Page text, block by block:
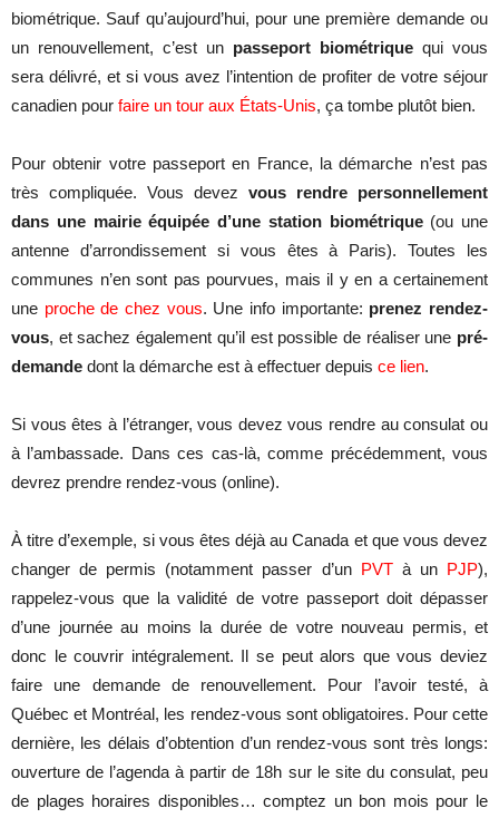
biométrique. Sauf qu’aujourd’hui, pour une première demande ou
un renouvellement, c’est un passeport biométrique qui vous
sera délivré, et si vous avez l’intention de profiter de votre séjour
canadien pour faire un tour aux États-Unis, ça tombe plutôt bien.
Pour obtenir votre passeport en France, la démarche n’est pas
très compliquée. Vous devez vous rendre personnellement
dans une mairie équipée d’une station biométrique(ou une
antenne d’arrondissement si vous êtes à Paris). Toutes les
communes n’en sont pas pourvues, mais il y en a certainement
une proche de chez vous. Une info importante: prenez rendez-
vous, et sachez également qu’il est possible de réaliser une pré-
demande dont la démarche est à effectuer depuis ce lien.
Si vous êtes à l’étranger, vous devez vous rendre au consulat ou
à l’ambassade. Dans ces cas-là, comme précédemment, vous
devrez prendre rendez-vous (online).
À titre d’exemple, si vous êtes déjà au Canada et que vous devez
changer de permis (notamment passer d’un PVTà un PJP),
rappelez-vous que la validité de votre passeport doit dépasser
d’une journée au moins la durée de votre nouveau permis, et
donc le couvrir intégralement. Il se peut alors que vous deviez
faire une demande de renouvellement. Pour l’avoir testé, à
Québec et Montréal, les rendez-vous sont obligatoires. Pour cette
dernière, les délais d’obtention d’un rendez-vous sont très longs:
ouverture de l’agenda à partir de 18h sur le site du consulat, peu
de plages horaires disponibles… comptez un bon mois pour le